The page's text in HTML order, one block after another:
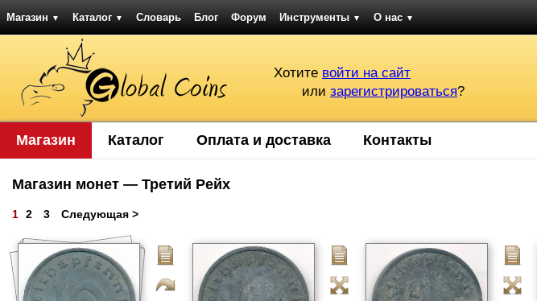
Магазин ▼ Каталог ▼ Словарь Блог Форум Инструменты ▼ О нас ▼
Хотите войти на сайт
или зарегистрироваться?
Магазин Каталог Оплата и доставка Контакты
Магазин монет — Третий Рейх
1 2 3 Следующая >